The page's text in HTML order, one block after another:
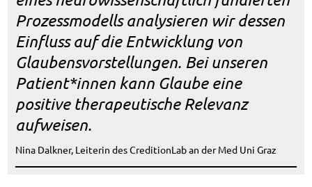
Prozessmodells analysieren wir dessen
Einfluss auf die Entwicklung von
Glaubensvorstellungen. Bei unseren
Patient*innen kann Glaube eine
positive therapeutische Relevanz
aufweisen.
Nina Dalkner, Leiterin des CreditionLab an der Med Uni Graz